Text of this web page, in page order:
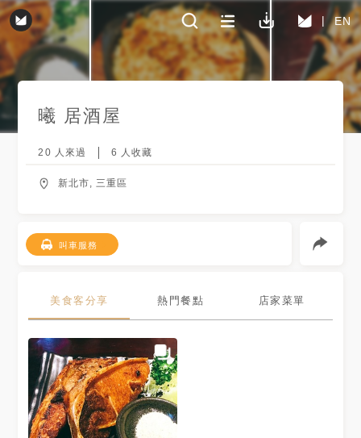
EN
曦 居酒屋
20 人來過 6 人收藏
新北市, 三重區
叫車服務
美食客分享 熱門餐點 店家菜單